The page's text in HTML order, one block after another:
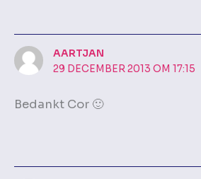
AARTJAN
29 DECEMBER 2013 OM 17:15
Bedankt Cor 🙂